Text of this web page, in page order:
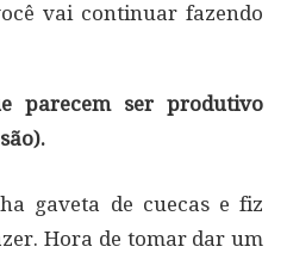
vai continuar fazendo
parecem ser produtivo
gaveta de cuecas e fiz
Hora de tomar dar um